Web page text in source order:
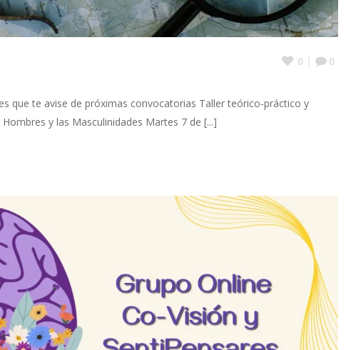
0
0
que te avise de próximas convocatorias Taller teórico-práctico y
y las Masculinidades Martes 7 de [...]